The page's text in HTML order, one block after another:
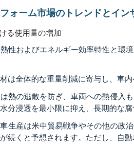
ォーム市場のトレンドとイン
る使用量の増加
性およびエネルギー効率特性と環
は全体的な重量削減に寄与し、車
熱の逃散を防ぎ、車両への熱侵入
分浸透を最小限に抑え、長期的な腐
生産は米中貿易戦争やその他の政
続くと予想されます。ただし、自